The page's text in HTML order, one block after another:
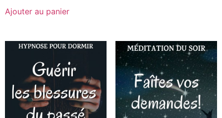
Ajouter au panier